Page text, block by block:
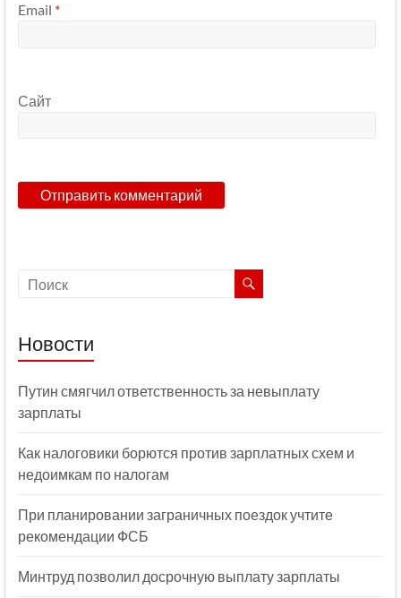
Email *
Сайт
Новости
Путин смягчил ответственность за невыплату
зарплаты
Как налоговики борются против зарплатных схем и
недоимкам по налогам
При планировании заграничных поездок учтите
рекомендации ФСБ
Минтруд позволил досрочную выплату зарплаты